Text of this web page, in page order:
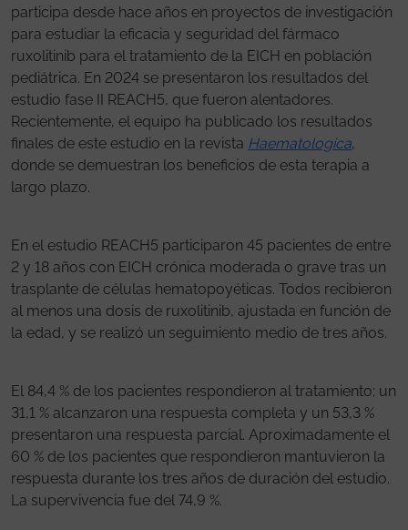
participa desde hace años en proyectos de investigación
para estudiar la eficacia y seguridad del fármaco
ruxolitinib para el tratamiento de la EICH en población
pediátrica. En 2024 se presentaron los resultados del
estudio fase II REACH5, que fueron alentadores.
Recientemente, el equipo ha publicado los resultados
finales de este estudio en la revista Haematologica,
donde se demuestran los beneficios de esta terapia a
largo plazo.
En el estudio REACH5 participaron 45 pacientes de entre
2 y 18 años con EICH crónica moderada o grave tras un
trasplante de células hematopoyéticas. Todos recibieron
al menos una dosis de ruxolitinib, ajustada en función de
la edad, y se realizó un seguimiento medio de tres años.
El 84,4 % de los pacientes respondieron al tratamiento; un
31,1 % alcanzaron una respuesta completa y un 53,3 %
presentaron una respuesta parcial. Aproximadamente el
60 % de los pacientes que respondieron mantuvieron la
respuesta durante los tres años de duración del estudio.
La supervivencia fue del 74,9 %.